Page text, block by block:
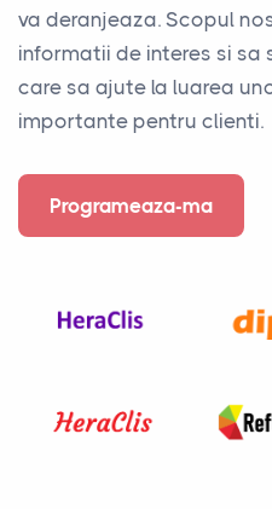
va deranjeaza. Scopul
informatii de interes si sa
care sa ajute la luarea
importante pentru clienti.
Programeaza-ma